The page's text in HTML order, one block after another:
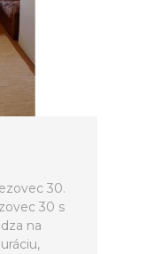
30.
30 s
na